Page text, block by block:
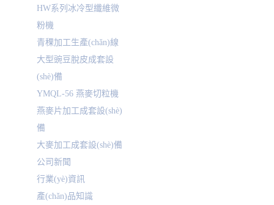
HW系列冰冷型纖維微
粉機
青稞加工生產(chǎn)線
大型豌豆脫皮成套設
(shè)備
YMQL-56 燕麥切粒機
燕麥片加工成套設(shè)
備
大麥加工成套設(shè)備
公司新聞
行業(yè)資訊
產(chǎn)品知識